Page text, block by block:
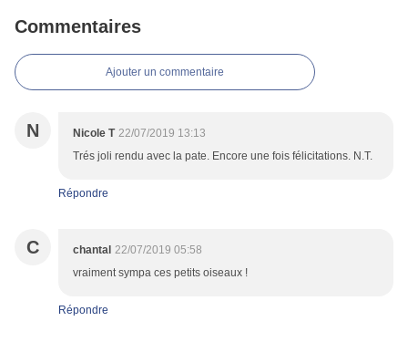
Commentaires
Ajouter un commentaire
N Nicole T 22/07/2019 13:13
Trés joli rendu avec la pate. Encore une fois félicitations. N.T.
Répondre
C chantal 22/07/2019 05:58
vraiment sympa ces petits oiseaux !
Répondre